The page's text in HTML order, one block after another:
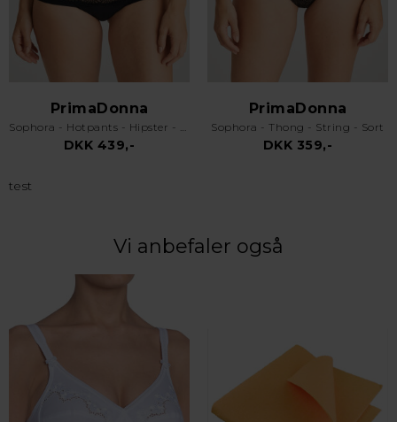
PrimaDonna
Sophora - Hotpants - Hipster - Sort
DKK 439,-
PrimaDonna
Sophora - Thong - String - Sort
DKK 359,-
test
Vi anbefaler også